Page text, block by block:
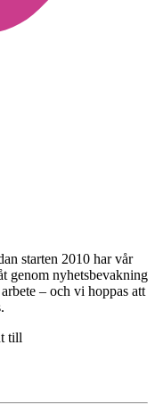
starten 2010 har vår
genom nyhetsbevakning
– och vi hoppas att
till